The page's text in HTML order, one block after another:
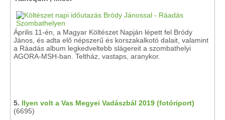
Április 11-én, a Magyar Költészet Napján lépett fel Bródy
János, és adta elő népszerű és korszakalkotó dalait, valamint
a Ráadás album legkedveltebb slágereit a szombathelyi
AGORA-MSH-ban. Teltház, vastaps, aranykor.
5. Ilyen volt a Vas Megyei Vadászbál 2019 (fotóriport)
(6695)